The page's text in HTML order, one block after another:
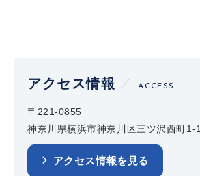
アクセス情報 ACCESS
〒221-0855
神奈川県横浜市神奈川区三ツ沢西町1-1
アクセス情報を見る